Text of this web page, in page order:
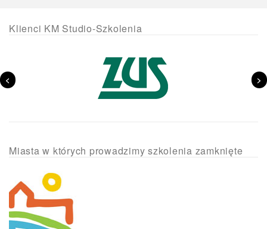
Klienci KM Studio-Szkolenia
< >
Miasta w których prowadzimy szkolenia zamknięte